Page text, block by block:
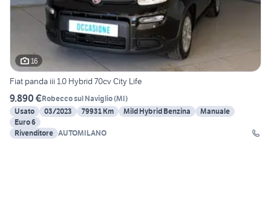
16
Fiat panda iii 1.0 Hybrid 70cv City Life
9.890 €Robecco sul Naviglio(MI)
Usato
03/2023 79931 Km Mild Hybrid Benzina
Manuale
Euro 6
Rivenditore AUTOMILANO